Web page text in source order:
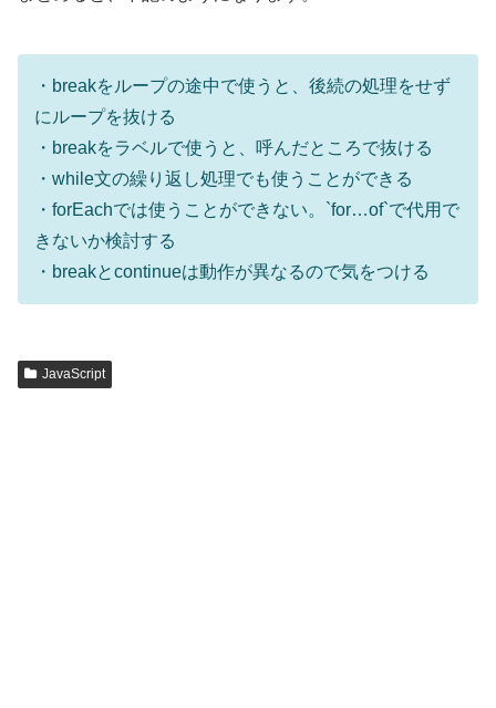
・breakをループの途中で使うと、後続の処理をせず
にループを抜ける
・breakをラベルで使うと、呼んだところで抜ける
・while文の繰り返し処理でも使うことができる
・forEachでは使うことができない。`for…of`で代用で
きないか検討する
・breakとcontinueは動作が異なるので気をつける
JavaScript